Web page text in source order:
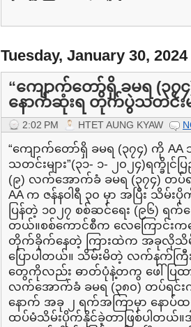
Tuesday, January 30, 2024
“ကျောက်တော်ရှိ ခမရ (၃၇
နောက်ဆုံးရ တိုက်ပွဲသတင်း
2:02 PM HTET AUNG KYAW
“ကျောက်တော်ရှိ ခမရ (၃၇၄) ကို
သတင်းများ”(၃၁- ၁- ၂၀၂၄)ရက္ခို
(၉) လက်အောက်ခံ ခမရ (၃၇၄) တ
AA က ဇန်နဝါရီ ၃၀ မှာ အပြီး သိ
ပြန်တဲ့ ၁၀၂၇ စစ်ဆင်ရေး (၉၆) ရက်မ
တယ်။စစ်ကောင်စီက လေကြောင်း
တိုက်ခိုက်နေတဲ့ ကြားထဲက အခုလိုသိ
ပြောပါတယ်။ သိမ်းမိတဲ့ လက်နက်က
တွေကိုလည်း ဓာတ်ပုံနဲ့တကွ ဖေါ်ပြထာ
လက်အောက်ခံ ခမရ (၃၈၀) တပ်ရင်း
နောက် အခု ၂ ရက်အကြာမှာ နောပ်
ထပ်မံသိမ်းပိုက်နိုင်ခဲ့တာဖြစ်ပါတယ်။ဒါ့